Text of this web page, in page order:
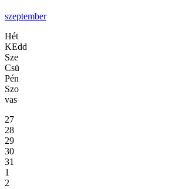
szeptember
Hét
KEdd
Sze
Csü
Pén
Szo
vas
27
28
29
30
31
1
2